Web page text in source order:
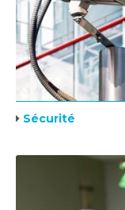
Sécurité